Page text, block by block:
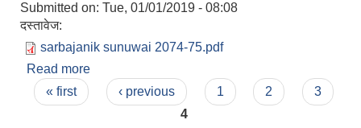
Submitted on: Tue, 01/01/2019 - 08:08
दस्तावेज:
sarbajanik sunuwai 2074-75.pdf
Read more
Slide)
Pages
« first ‹ previous 1 2
3
4